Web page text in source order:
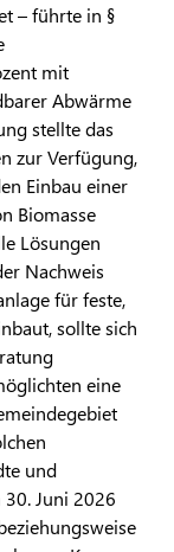
– führte in §
mit
Abwärme
stellte das
zur Verfügung,
Einbau einer
Biomasse
Lösungen
Nachweis
für feste,
sollte sich
eine
und
Juni 2026